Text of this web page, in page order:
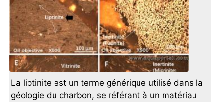
La liptinite est un terme générique utilisé dans la
géologie du charbon, se référant à un matériau